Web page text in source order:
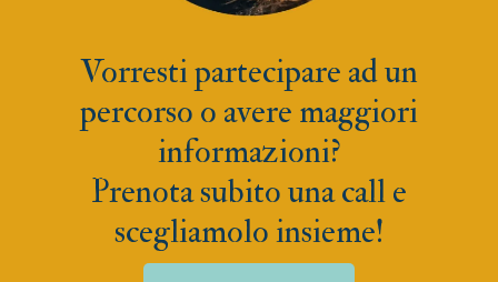
Vorresti partecipare ad un
percorso o avere maggiori
informazioni?
Prenota subito una call e
scegliamolo insieme!